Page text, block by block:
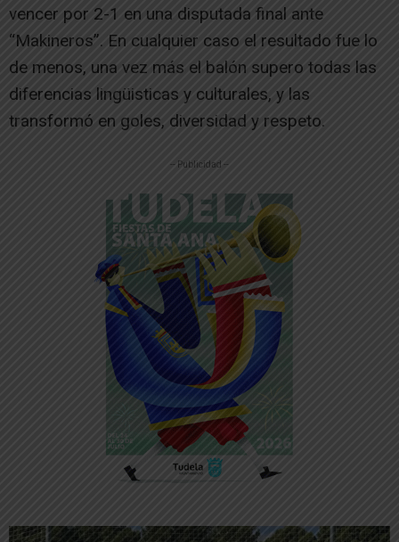
vencer por 2-1 en una disputada final ante
“Makineros”. En cualquier caso el resultado fue lo
de menos, una vez más el balón supero todas las
diferencias lingüisticas y culturales, y las
transformó en goles, diversidad y respeto.
-- Publicidad --